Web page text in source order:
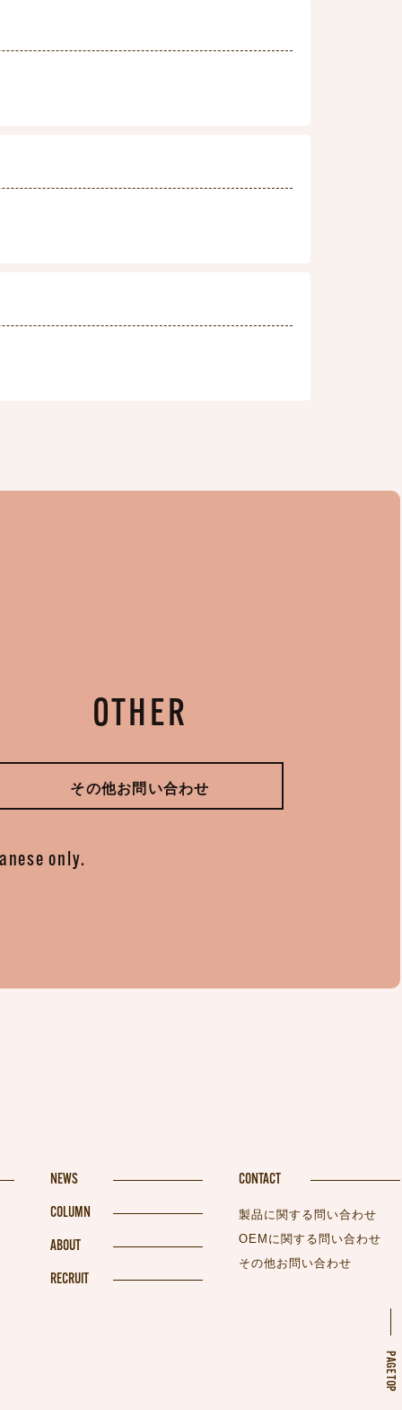
OTHER
その他お問い合わせ
only.
NEWS
COLUMN
ABOUT
RECRUIT
CONTACT
製品に関する問い合わせ
OEMに関する問い合わせ
その他お問い合わせ
PAGETOP